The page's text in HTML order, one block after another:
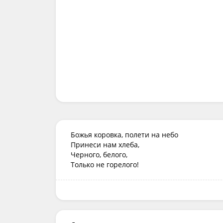
Божья коровка, полети на небо
Принеси нам хлеба,
Черного, белого,
Только не горелого!